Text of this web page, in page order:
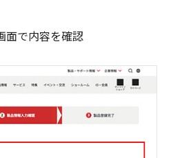
面で内容を確認